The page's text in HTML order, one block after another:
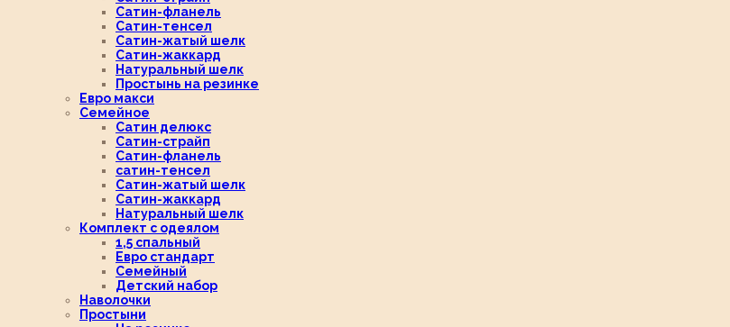
Сатин-фланель
Сатин-тенсел
Сатин-жатый шелк
Сатин-жаккард
Натуральный шелк
Простынь на резинке
Евро макси
Семейное
Сатин делюкс
Сатин-страйп
Сатин-фланель
сатин-тенсел
Сатин-жатый шелк
Сатин-жаккард
Натуральный шелк
Комплект с одеялом
1,5 спальный
Евро стандарт
Семейный
Детский набор
Наволочки
Простыни